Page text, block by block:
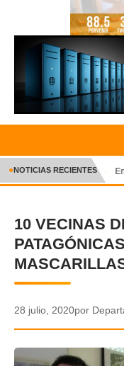
INICIO
CRÓNICA
DEPORTES
ENTRETENIMIENTO Y
AUDIOS
●NOTICIAS RECIENTES
10 VECINAS
28 julio, 2020por